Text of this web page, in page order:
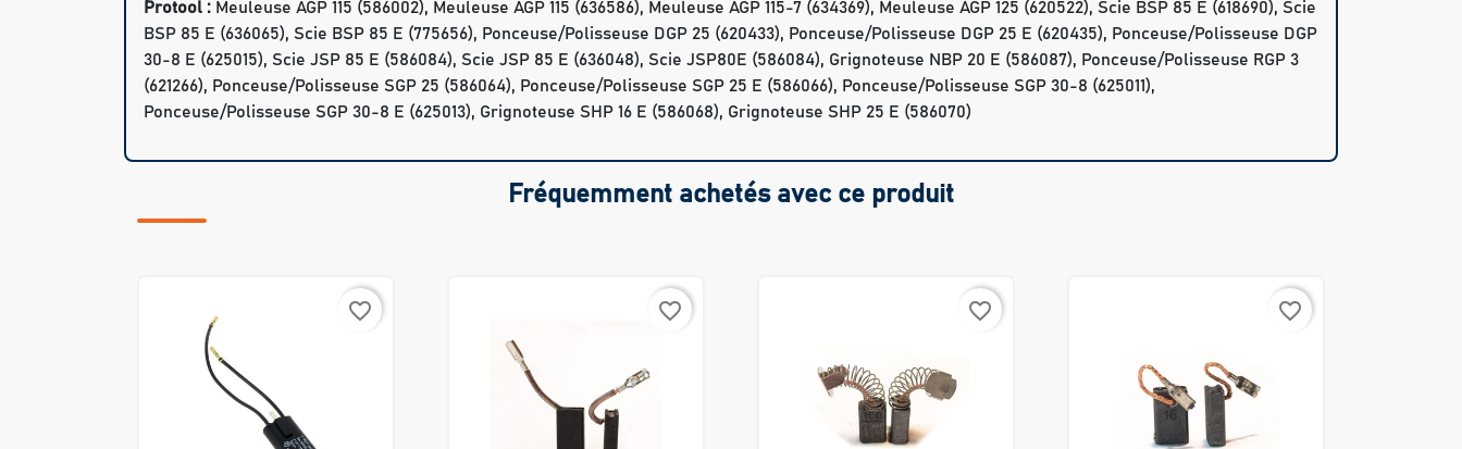
Protool : Meuleuse AGP 115 (586002), Meuleuse AGP 115 (636586), Meuleuse AGP 115-7 (634369), Meuleuse AGP 125 (620522), Scie BSP 85 E (618690), Scie
BSP 85 E (636065), Scie BSP 85 E (775656), Ponceuse/Polisseuse DGP 25 (620433), Ponceuse/Polisseuse DGP 25 E (620435), Ponceuse/Polisseuse DGP
30-8 E (625015), Scie JSP 85 E (586084), Scie JSP 85 E (636048), Scie JSP80E (586084), Grignoteuse NBP 20 E (586087), Ponceuse/Polisseuse RGP 3
(621266), Ponceuse/Polisseuse SGP 25 (586064), Ponceuse/Polisseuse SGP 25 E (586066), Ponceuse/Polisseuse SGP 30-8 (625011),
Ponceuse/Polisseuse SGP 30-8 E (625013), Grignoteuse SHP 16 E (586068), Grignoteuse SHP 25 E (586070)
Fréquemment achetés avec ce produit
favorite_border favorite_border favorite_border favorite_border